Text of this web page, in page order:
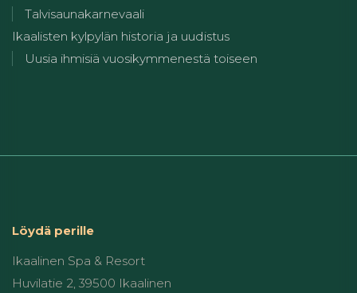
Talvisaunakarnevaali
Ikaalisten kylpylän historia ja uudistus
Uusia ihmisiä vuosikymmenestä toiseen
Löydä perille
Ikaalinen Spa & Resort
Huvilatie 2, 39500 Ikaalinen